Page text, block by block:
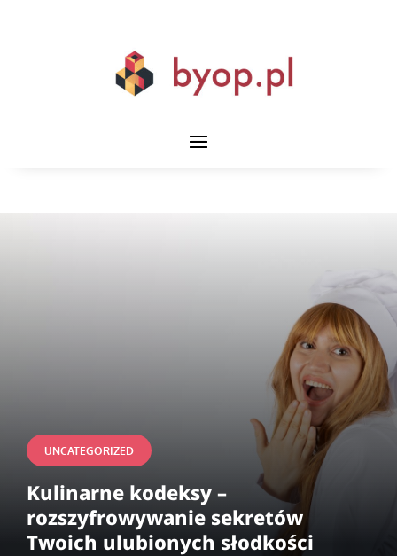
UNCATEGORIZED
Kulinarne kodeksy –
rozszyfrowywanie sekretów
Twoich ulubionych słodkości